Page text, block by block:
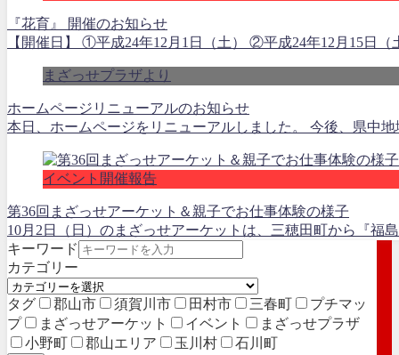
『花育』 開催のお知らせ
【開催日】 ①平成24年12月1日（土） ②平成24年12月15
まざっせプラザより
ホームページリニューアルのお知らせ
本日、ホームページをリニューアルしました。 今後、県中
イベント開催報告
第36回まざっせアーケット＆親子でお仕事体験の様子
10月2日（日）のまざっせアーケットは、三穂田町から『福
キーワード
カテゴリー
タグ 郡山市 須賀川市 田村市 三春町
プチマッ
プ
まざっせアーケット イベント
まざっせプラザ
小野町
郡山エリア 玉川村 石川町